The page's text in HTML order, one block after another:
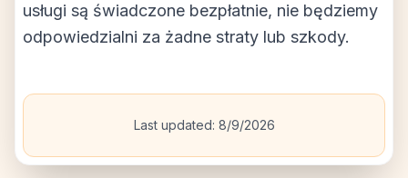
usługi są świadczone bezpłatnie, nie będziemy
odpowiedzialni za żadne straty lub szkody.
Last updated: 8/9/2026